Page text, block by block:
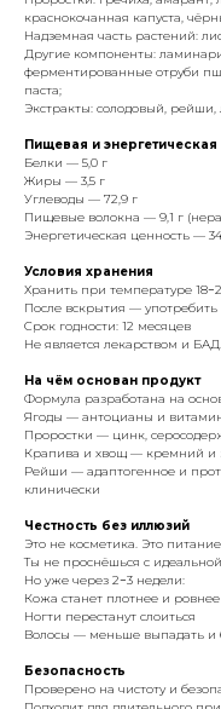
краснокочанная капуста,
Надземная часть растений:
Другие компоненты:
ферментированные отруби
паста;
Экстракты: солодовый, рейши,
Пищевая и энергетическая
Белки — 5,0 г
Жиры — 3,5 г
Углеводы — 72,9 г
Пищевые волокна — 9,1 г
Энергетическая ценность —
Условия хранения
Хранить при температуре
После вскрытия — употребить
Срок годности: 12 месяцев
Не является лекарством и
На чём основан продукт
Формула разработана на
Ягоды — антоцианы и
Проростки — цинк,
Крапива и хвощ — кремний и
Рейши — адаптогенное и
клинически
Честность без иллюзий
Это не косметика. Это
Ты не проснёшься с
Но уже через 2−3 недели:
Кожа станет плотнее и ровнее
Ногти перестанут слоиться
Волосы — меньше выпадать и
Безопасность
Проверено на чистоту и